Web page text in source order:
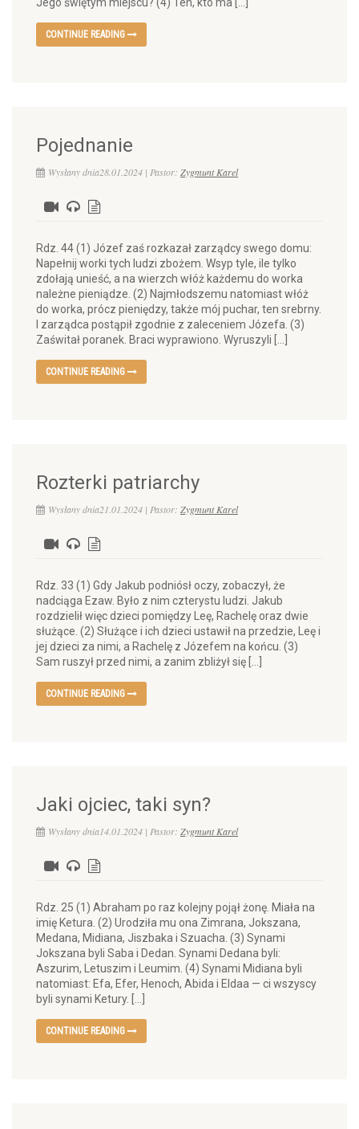
CONTINUE READING
Pojednanie
Wysłany dnia28.01.2024 | Pastor: Zygmunt Karel
Rdz. 44 (1) Józef zaś rozkazał zarządcy swego domu:
Napełnij worki tych ludzi zbożem. Wsyp tyle, ile tylko
zdołają unieść, a na wierzch włóż każdemu do worka
należne pieniądze. (2) Najmłodszemu natomiast włóż
do worka, prócz pieniędzy, także mój puchar, ten srebrny.
I zarządca postąpił zgodnie z zaleceniem Józefa. (3)
Zaświtał poranek. Braci wyprawiono. Wyruszyli […]
CONTINUE READING
Rozterki patriarchy
Wysłany dnia21.01.2024 | Pastor: Zygmunt Karel
Rdz. 33 (1) Gdy Jakub podniósł oczy, zobaczył, że
nadciąga Ezaw. Było z nim czterystu ludzi. Jakub
rozdzielił więc dzieci pomiędzy Leę, Rachelę oraz dwie
służące. (2) Służące i ich dzieci ustawił na przedzie, Leę i
jej dzieci za nimi, a Rachelę z Józefem na końcu. (3)
Sam ruszył przed nimi, a zanim zbliżył się […]
CONTINUE READING
Jaki ojciec, taki syn?
Wysłany dnia14.01.2024 | Pastor: Zygmunt Karel
Rdz. 25 (1) Abraham po raz kolejny pojął żonę. Miała na
imię Ketura. (2) Urodziła mu ona Zimrana, Jokszana,
Medana, Midiana, Jiszbaka i Szuacha. (3) Synami
Jokszana byli Saba i Dedan. Synami Dedana byli:
Aszurim, Letuszim i Leumim. (4) Synami Midiana byli
natomiast: Efa, Efer, Henoch, Abida i Eldaa — ci wszyscy
byli synami Ketury. […]
CONTINUE READING